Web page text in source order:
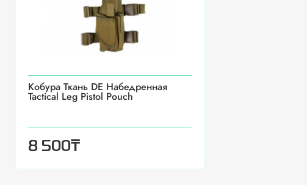
Кобура Ткань DE Набедренная
Tactical Leg Pistol Pouch
8 500₸